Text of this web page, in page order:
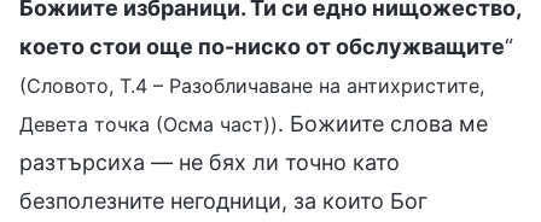
Божиите избраници. Ти си едно нищожество,
което стои още по-ниско от обслужващите“
(Словото, Т.4 – Разобличаване на антихристите,
Девета точка (Осма част)). Божиите слова ме
разтърсиха — не бях ли точно като
безполезните негодници, за които Бог